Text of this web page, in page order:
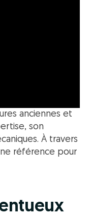
anciennes et
son
À travers
référence pour